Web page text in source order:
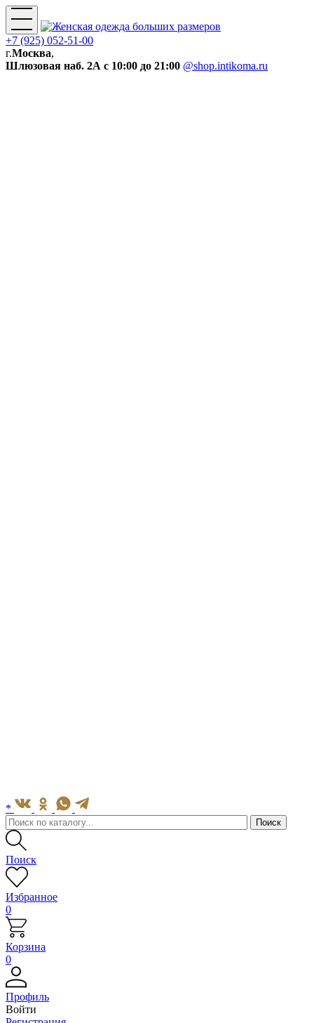
+7 (925) 052-51-00
г.Москва,
Шлюзовая наб. 2А с 10:00 до 21:00 @shop.intikoma.ru
*
Поиск
Избранное
0
Корзина
0
Профиль
Войти